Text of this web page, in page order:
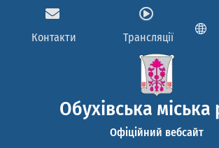
Контакти Трансляції
Обухівська міська
Офіційний вебсайт